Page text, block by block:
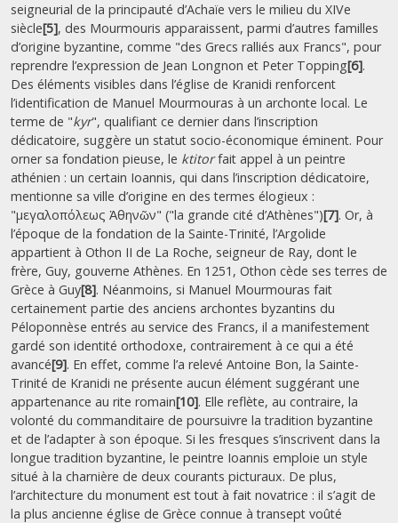
seigneurial de la principauté d’Achaïe vers le milieu du XIVe
siècle[5], des Mourmouris apparaissent, parmi d’autres familles
d’origine byzantine, comme "des Grecs ralliés aux Francs", pour
reprendre l’expression de Jean Longnon et Peter Topping[6].
Des éléments visibles dans l’église de Kranidi renforcent
l’identification de Manuel Mourmouras à un archonte local. Le
terme de "kyr", qualifiant ce dernier dans l’inscription
dédicatoire, suggère un statut socio-économique éminent. Pour
orner sa fondation pieuse, le ktitorfait appel à un peintre
athénien : un certain Ioannis, qui dans l’inscription dédicatoire,
mentionne sa ville d’origine en des termes élogieux :
"μεγαλοπόλεως Ἀθηνῶν" ("la grande cité d’Athènes")[7]. Or, à
l’époque de la fondation de la Sainte-Trinité, l’Argolide
appartient à Othon II de La Roche, seigneur de Ray, dont le
frère, Guy, gouverne Athènes. En 1251, Othon cède ses terres de
Grèce à Guy[8]. Néanmoins, si Manuel Mourmouras fait
certainement partie des anciens archontes byzantins du
Péloponnèse entrés au service des Francs, il a manifestement
gardé son identité orthodoxe, contrairement à ce qui a été
avancé[9]. En effet, comme l’a relevé Antoine Bon, la Sainte-
Trinité de Kranidi ne présente aucun élément suggérant une
appartenance au rite romain[10]. Elle reflète, au contraire, la
volonté du commanditaire de poursuivre la tradition byzantine
et de l’adapter à son époque. Si les fresques s’inscrivent dans la
longue tradition byzantine, le peintre Ioannis emploie un style
situé à la charnière de deux courants picturaux. De plus,
l’architecture du monument est tout à fait novatrice : il s’agit de
la plus ancienne église de Grèce connue à transept voûté